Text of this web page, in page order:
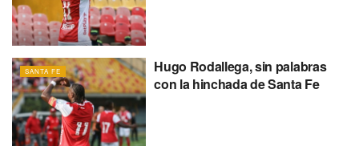
SANTA FE
Hugo Rodallega, sin palabras
con la hinchada de Santa Fe